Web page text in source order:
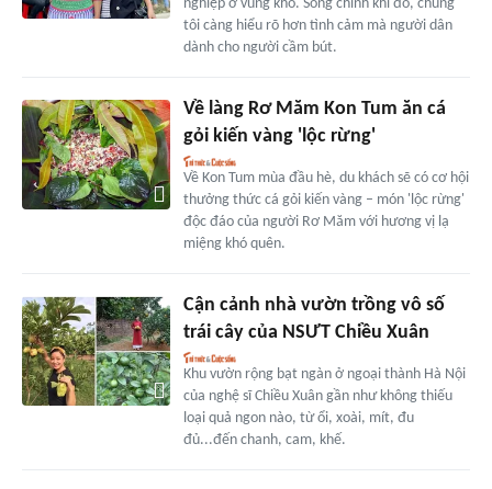
nghiệp ở vùng khó. Song chính khi đó, chúng
tôi càng hiểu rõ hơn tình cảm mà người dân
dành cho người cầm bút.
Về làng Rơ Măm Kon Tum ăn cá
gỏi kiến vàng 'lộc rừng'
Về Kon Tum mùa đầu hè, du khách sẽ có cơ hội
thưởng thức cá gỏi kiến vàng – món 'lộc rừng'
độc đáo của người Rơ Măm với hương vị lạ
miệng khó quên.
Cận cảnh nhà vườn trồng vô số
trái cây của NSƯT Chiều Xuân
Khu vườn rộng bạt ngàn ở ngoại thành Hà Nội
của nghệ sĩ Chiều Xuân gần như không thiếu
loại quả ngon nào, từ ổi, xoài, mít, đu
đủ...đến chanh, cam, khế.